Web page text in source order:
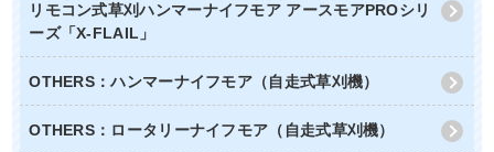
リモコン式草刈ハンマーナイフモア アースモアPROシリ
ーズ「X-FLAIL」
OTHERS：ハンマーナイフモア（自走式草刈機）
OTHERS：ロータリーナイフモア（自走式草刈機）